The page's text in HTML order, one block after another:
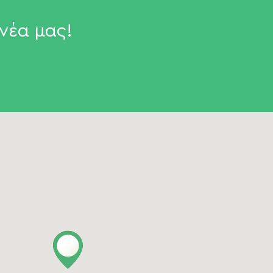
μας!